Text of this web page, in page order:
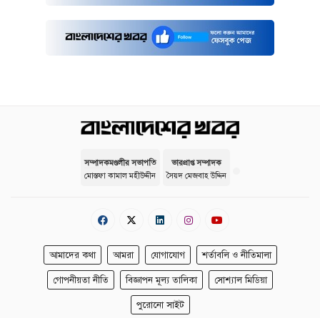
সম্পাদকমণ্ডলীর সভাপতি
মোস্তফা কামাল মহীউদ্দীন
ভারপ্রাপ্ত সম্পাদক
সৈয়দ মেজবাহ উদ্দিন
আমাদের কথা আমরা যোগাযোগ শর্তাবলি ও নীতিমালা
গোপনীয়তা নীতি বিজ্ঞাপন মূল্য তালিকা সোশ্যাল মিডিয়া
পুরোনো সাইট